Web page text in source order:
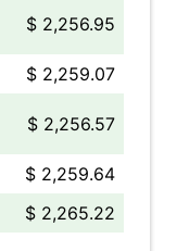
$ 2,256.95
$ 2,259.07
$ 2,256.57
$ 2,259.64
$ 2,265.22